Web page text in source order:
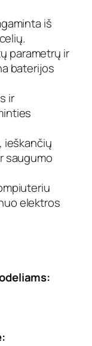
iš
parametrų ir
baterijos
ir
ieškančių
saugumo
elektros